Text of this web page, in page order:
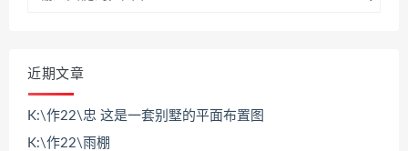
近期文章
K:\作22\忠 这是一套别墅的平面布置图
K:\作22\雨棚